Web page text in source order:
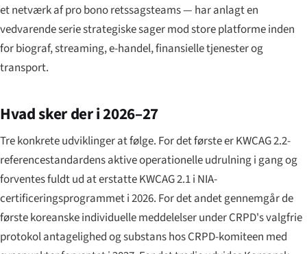
et netværk af pro bono retssags­teams — har anlagt en
vedvarende serie strategiske sager mod store platforme inden
for biograf, streaming, e-handel, finansielle tjenester og
transport.
Hvad sker der i 2026–27
Tre konkrete udviklinger at følge. For det første er KWCAG 2.2-
referencestandardens aktive operationelle udrulning i gang og
forventes fuldt ud at erstatte KWCAG 2.1 i NIA-
certificeringsprogrammet i 2026. For det andet gennemgår de
første koreanske individuelle meddelelser under CRPD's valgfrie
protokol antagelighed og substans hos CRPD-komiteen med